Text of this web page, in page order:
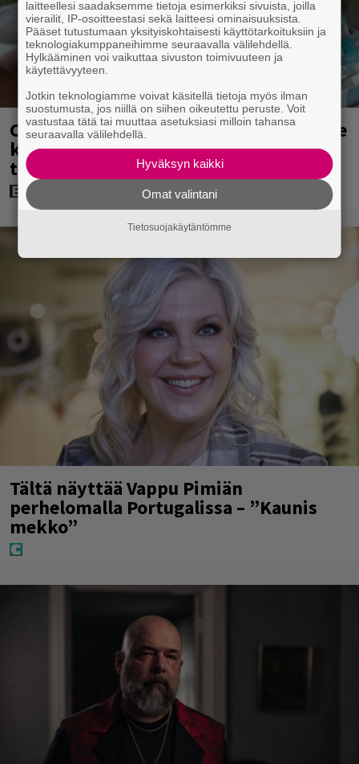
Clint Eastwood näytti Kevin Costnerille
kaapin paikan hyvin yksinkertaisella
toimenpiteellä
Tältä näyttää Vappu Pimiän
perhelomalla Portugalissa – ”Kaunis
mekko”
laitteellesi saadaksemme tietoja esimerkiksi sivuista, joilla
vierailit, IP-osoitteestasi sekä laitteesi ominaisuuksista.
Pääset tutustumaan yksityiskohtaisesti käyttötarkoituksiin ja
teknologiakumppaneihimme seuraavalla välilehdellä.
Hylkääminen voi vaikuttaa sivuston toimivuuteen ja
käytettävyyteen.
Jotkin teknologiamme voivat käsitellä tietoja myös ilman
suostumusta, jos niillä on siihen oikeutettu peruste. Voit
vastustaa tätä tai muuttaa asetuksiasi milloin tahansa
seuraavalla välilehdellä.
Hyväksyn kaikki
Omat valintani
Tietosuojakäytäntömme